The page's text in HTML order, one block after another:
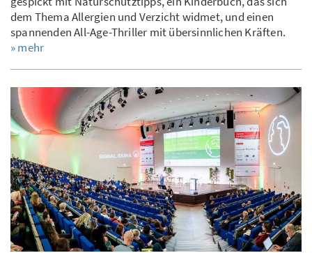
dem Thema Allergien und Verzicht widmet, und einen
spannenden All-Age-Thriller mit übersinnlichen Kräften.
» mehr